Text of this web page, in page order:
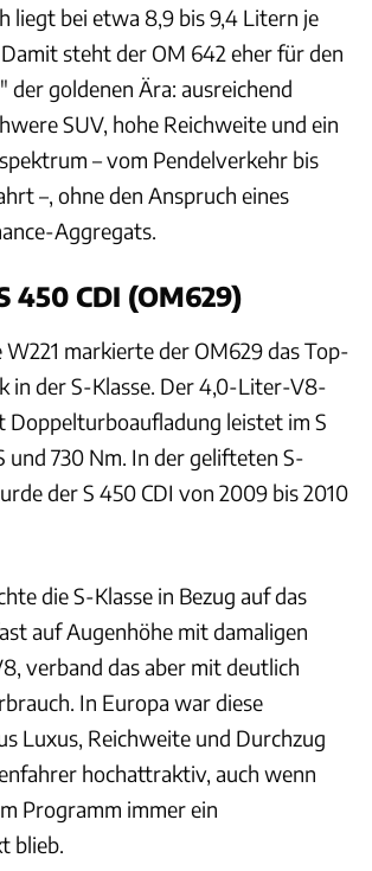
liegt bei etwa 8,9 bis 9,4 Litern je
steht der OM 642 eher für den
der goldenen Ära: ausreichend
SUV, hohe Reichweite und ein
– vom Pendelverkehr bis
–, ohne den Anspruch eines
Aggregats.
450 CDI (OM629)
W221 markierte der OM629 das Top-
in der S-Klasse. Der 4,0-Liter-V8-
Doppelturboaufladung leistet im S
und 730 Nm. In der gelifteten S-
der S 450 CDI von 2009 bis 2010
die S-Klasse in Bezug auf das
auf Augenhöhe mit damaligen
verband das aber mit deutlich
In Europa war diese
Luxus, Reichweite und Durchzug
hochattraktiv, auch wenn
Programm immer ein
blieb.